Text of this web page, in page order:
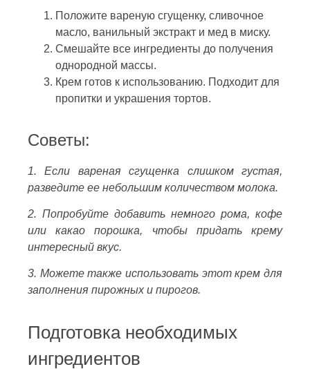
Положите вареную сгущенку, сливочное
масло, ванильный экстракт и мед в миску.
Смешайте все ингредиенты до получения
однородной массы.
Крем готов к использованию. Подходит для
пропитки и украшения тортов.
Советы:
1. Если вареная сгущенка слишком густая,
разведите ее небольшим количеством молока.
2. Попробуйте добавить немного рома, кофе
или какао порошка, чтобы придать крему
интересный вкус.
3. Можете также использовать этот крем для
заполнения пирожных и пирогов.
Подготовка необходимых
ингредиентов